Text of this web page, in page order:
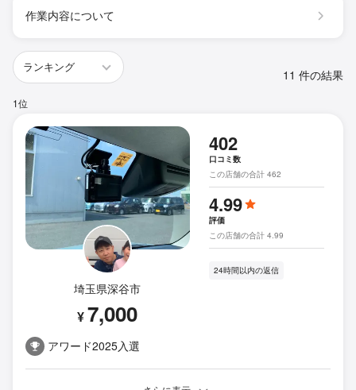
作業内容について
11 件の結果
1位
埼玉県深谷市
¥7,000
アワード2025入選
402
口コミ数
この店舗の合計 462
4.99
評価
この店舗の合計 4.99
24時間以内の返信